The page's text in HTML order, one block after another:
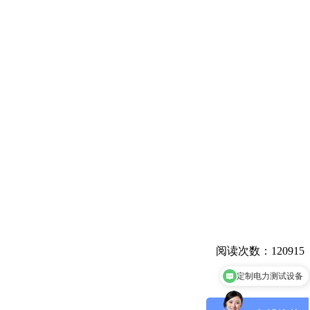
阅读次数：120915
局部放电选型&报价
定制电力测试设备